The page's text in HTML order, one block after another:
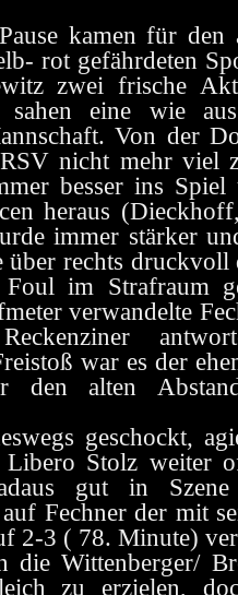
kamen für den
rot gefährdeten
zwei frische
sahen eine wie
Von der
nicht mehr viel
besser ins Spiel
heraus
immer stärker
über rechts
im Strafraum
verwandelte
war es der
den alten
geschockt,
Stolz weiter
gut in
Fechner der mit
2-3 ( 78. Minute)
die Wittenberger/
zu erzielen,